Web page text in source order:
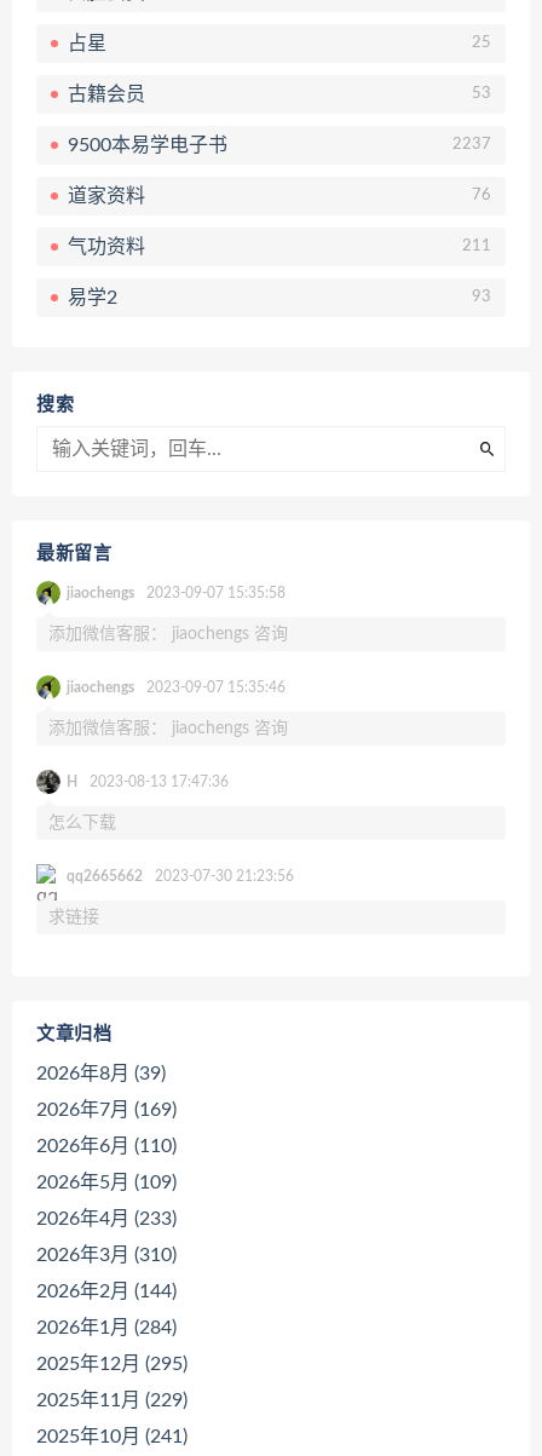
占星 25
古籍会员 53
9500本易学电子书 2237
道家资料 76
气功资料 211
易学2 93
搜索
最新留言
jiaochengs 2023-09-07 15:35:58
添加微信客服： jiaochengs 咨询
jiaochengs 2023-09-07 15:35:46
添加微信客服： jiaochengs 咨询
H 2023-08-13 17:47:36
怎么下载
qq2665662 2023-07-30 21:23:56
求链接
文章归档
2026年8月 (39)
2026年7月 (169)
2026年6月 (110)
2026年5月 (109)
2026年4月 (233)
2026年3月 (310)
2026年2月 (144)
2026年1月 (284)
2025年12月 (295)
2025年11月 (229)
2025年10月 (241)